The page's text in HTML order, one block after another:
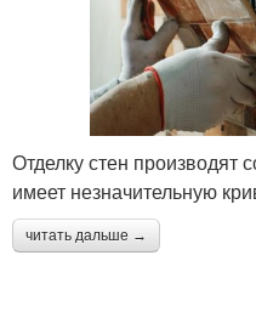
Отделку стен производят
имеет незначительную
читать дальше →